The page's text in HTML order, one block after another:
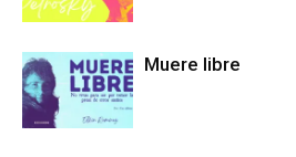
Muere libre